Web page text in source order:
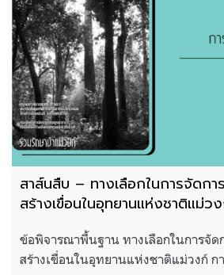
สาส์นสืบ – ทางเลือกในการจัดก
สร้างเขื่อนในอุทยานแห่งชาติแม่ว
ข้อพิจารณาพื้นฐาน ทางเลือกในการจัด
สร้างเขื่อนในอุทยานแห่งชาติแม่วงก์ ก